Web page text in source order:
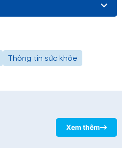
Thông tin sức khỏe
Xem thêm